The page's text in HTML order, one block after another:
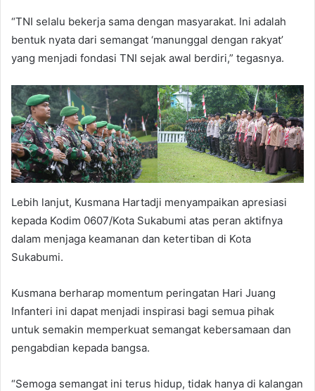
“TNI selalu bekerja sama dengan masyarakat. Ini adalah
bentuk nyata dari semangat ‘manunggal dengan rakyat’
yang menjadi fondasi TNI sejak awal berdiri,” tegasnya.
Lebih lanjut, Kusmana Hartadji menyampaikan apresiasi
kepada Kodim 0607/Kota Sukabumi atas peran aktifnya
dalam menjaga keamanan dan ketertiban di Kota
Sukabumi.
Kusmana berharap momentum peringatan Hari Juang
Infanteri ini dapat menjadi inspirasi bagi semua pihak
untuk semakin memperkuat semangat kebersamaan dan
pengabdian kepada bangsa.
“Semoga semangat ini terus hidup, tidak hanya di kalangan